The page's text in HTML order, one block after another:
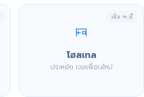
เร็ว ๆ นี้
โฮสเทล
ประหยัด เจอเพื่อนใหม่